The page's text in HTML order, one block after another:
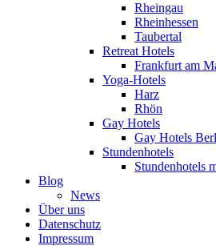
Rheingau
Rheinhessen
Taubertal
Retreat Hotels
Frankfurt am
Yoga-Hotels
Harz
Rhön
Gay Hotels
Gay Hotels
Stundenhotels
Stundenhotels
Blog
News
Über uns
Datenschutz
Impressum